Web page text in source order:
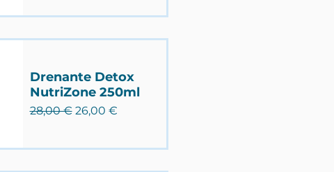
Drenante Detox
NutriZone 250ml
Prezzo regolare
28,00 € Prezzo scontato
26,00 €